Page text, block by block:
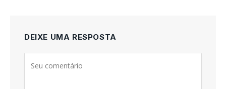
DEIXE UMA RESPOSTA